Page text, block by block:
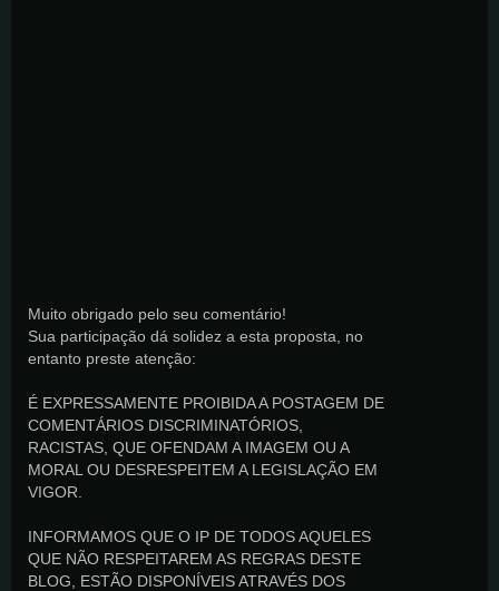
Muito obrigado pelo seu comentário!
Sua participação dá solidez a esta proposta, no
entanto preste atenção:
É EXPRESSAMENTE PROIBIDA A POSTAGEM DE
COMENTÁRIOS DISCRIMINATÓRIOS,
RACISTAS, QUE OFENDAM A IMAGEM OU A
MORAL OU DESRESPEITEM A LEGISLAÇÃO EM
VIGOR.
INFORMAMOS QUE O IP DE TODOS AQUELES
QUE NÃO RESPEITAREM AS REGRAS DESTE
BLOG, ESTÃO DISPONÍVEIS ATRAVÉS DOS